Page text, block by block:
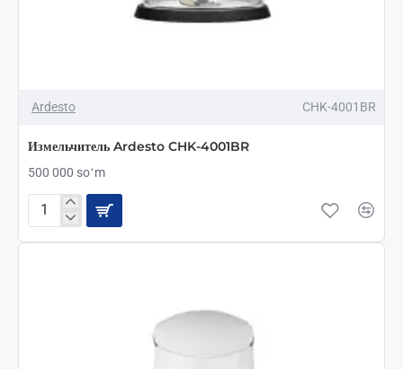
Ardesto CHK-4001BR
Измельчитель Ardesto CHK-4001BR
500 000 soʻm
Измельчитель